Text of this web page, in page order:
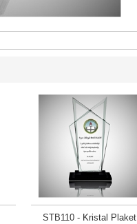
STB110 - Kristal Plaket